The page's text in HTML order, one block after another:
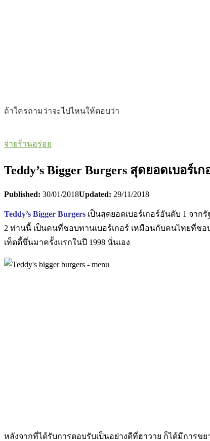
ถ้าใครถามว่าจะไปไหนให้ตอบว่า
จ่ายร้านอร่อย
Teddy’s Bigger Burgers สุดยอดเบอร์เ
Published: 30/01/2018Updated: 29/11/2018
Teddy’s Bigger Burgers เป็นสุดยอดเบอร์เกอร์อันดับ 1 จาก
2 ท่านนี้ เป็นคนที่ชอบทานเบอร์เกอร์ เหมือนกับคนไทยที่ชอ
เท็ดดี้ขึ่นมาครั้งแรกในปี 1998 นั่นเอง
หลังจากที่ได้รับการตอบรับเป็นอย่างดีที่ฮาวาย ก็ได้มีการข